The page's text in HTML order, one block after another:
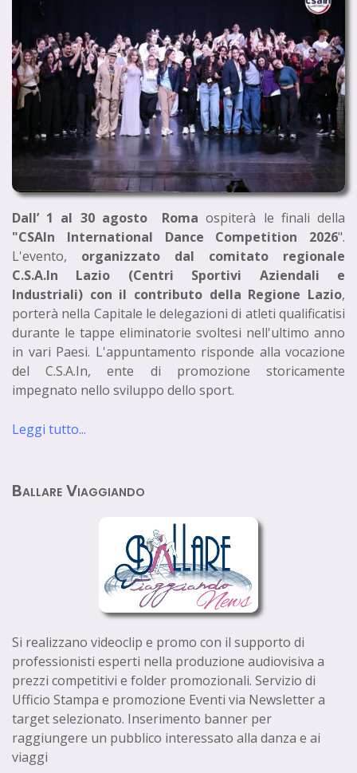
Dall’ 1 al 30 agosto Roma ospiterà le finali della
"CSAIn International Dance Competition 2026".
L'evento, organizzato dal comitato regionale
C.S.A.In Lazio (Centri Sportivi Aziendali e
Industriali) con il contributo della Regione Lazio,
porterà nella Capitale le delegazioni di atleti qualificatisi
durante le tappe eliminatorie svoltesi nell'ultimo anno
in vari Paesi. L'appuntamento risponde alla vocazione
del C.S.A.In, ente di promozione storicamente
impegnato nello sviluppo dello sport.
Leggi tutto...
Ballare Viaggiando
Si realizzano videoclip e promo con il supporto di
professionisti esperti nella produzione audiovisiva a
prezzi competitivi e folder promozionali. Servizio di
Ufficio Stampa e promozione Eventi via Newsletter a
target selezionato. Inserimento banner per
raggiungere un pubblico interessato alla danza e ai
viaggi